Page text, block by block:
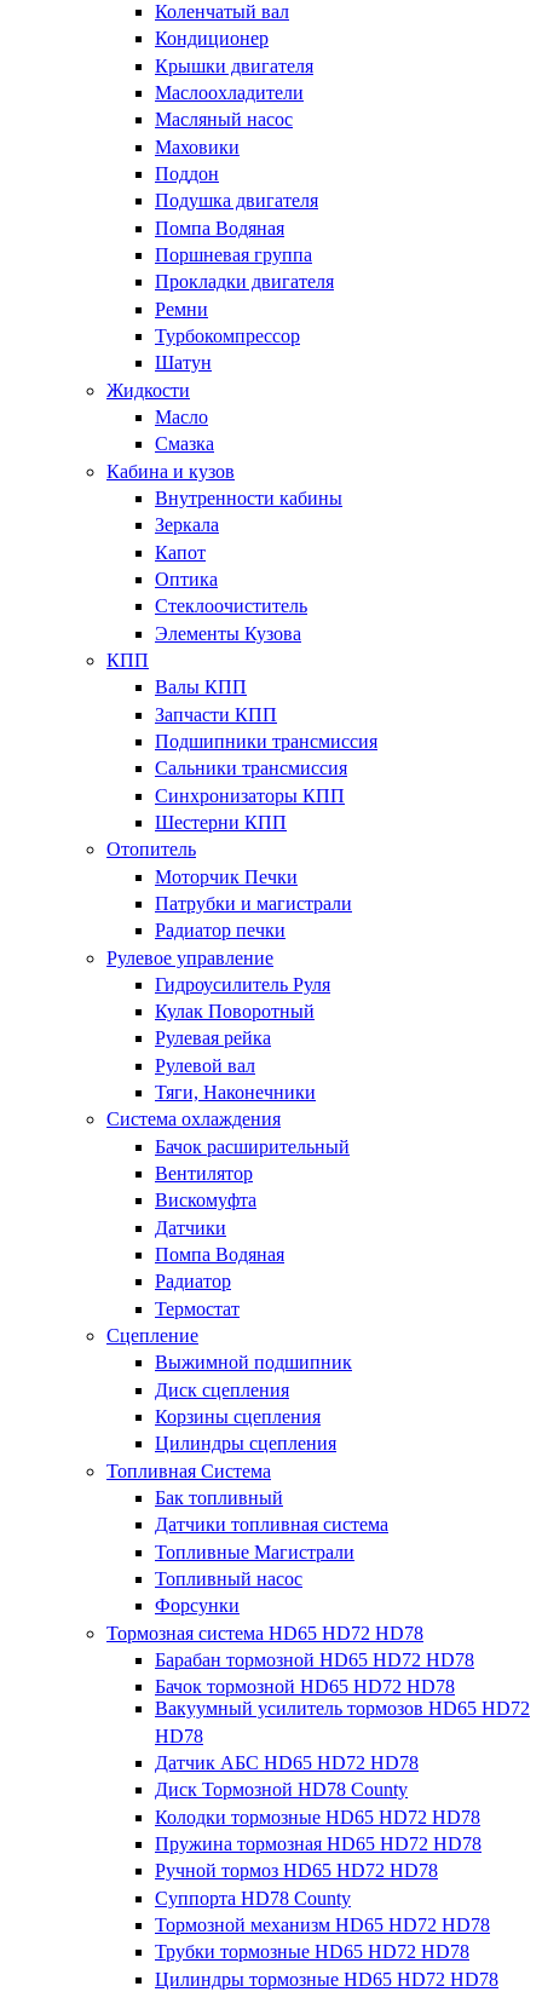
Коленчатый вал
Кондиционер
Крышки двигателя
Маслоохладители
Масляный насос
Маховики
Поддон
Подушка двигателя
Помпа Водяная
Поршневая группа
Прокладки двигателя
Ремни
Турбокомпрессор
Шатун
Жидкости
Масло
Смазка
Кабина и кузов
Внутренности кабины
Зеркала
Капот
Оптика
Стеклоочиститель
Элементы Кузова
КПП
Валы КПП
Запчасти КПП
Подшипники трансмиссия
Сальники трансмиссия
Синхронизаторы КПП
Шестерни КПП
Отопитель
Моторчик Печки
Патрубки и магистрали
Радиатор печки
Рулевое управление
Гидроусилитель Руля
Кулак Поворотный
Рулевая рейка
Рулевой вал
Тяги, Наконечники
Система охлаждения
Бачок расширительный
Вентилятор
Вискомуфта
Датчики
Помпа Водяная
Радиатор
Термостат
Сцепление
Выжимной подшипник
Диск сцепления
Корзины сцепления
Цилиндры сцепления
Топливная Система
Бак топливный
Датчики топливная система
Топливные Магистрали
Топливный насос
Форсунки
Тормозная система HD65 HD72 HD78
Барабан тормозной HD65 HD72 HD78
Бачок тормозной HD65 HD72 HD78
Вакуумный усилитель тормозов HD65 HD72
HD78
Датчик АБС HD65 HD72 HD78
Диск Тормозной HD78 County
Колодки тормозные HD65 HD72 HD78
Пружина тормозная HD65 HD72 HD78
Ручной тормоз HD65 HD72 HD78
Суппорта HD78 County
Тормозной механизм HD65 HD72 HD78
Трубки тормозные HD65 HD72 HD78
Цилиндры тормозные HD65 HD72 HD78